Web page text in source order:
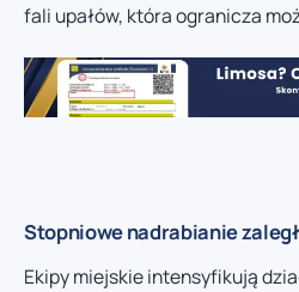
fali upałów, która ogranicza
Stopniowe nadrabianie
Ekipy miejskie intensyfikują